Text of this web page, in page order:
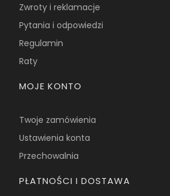
Zwroty i reklamacje
Pytania i odpowiedzi
Regulamin
Raty
MOJE KONTO
Twoje zamówienia
Ustawienia konta
Przechowalnia
PŁATNOŚCI I DOSTAWA